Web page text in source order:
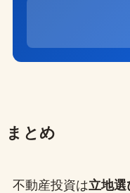
まとめ
不動産投資は立地